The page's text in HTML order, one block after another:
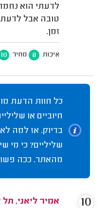
לדעתי הוא
טובה אבל
זמן.
איכות 8 מחיר 10
כל חוות הדעת
חיוביים או
בדיוק. אז למה
שליליים? כי מי
מהאתר. ככה
אמיר ליאני, תל
10